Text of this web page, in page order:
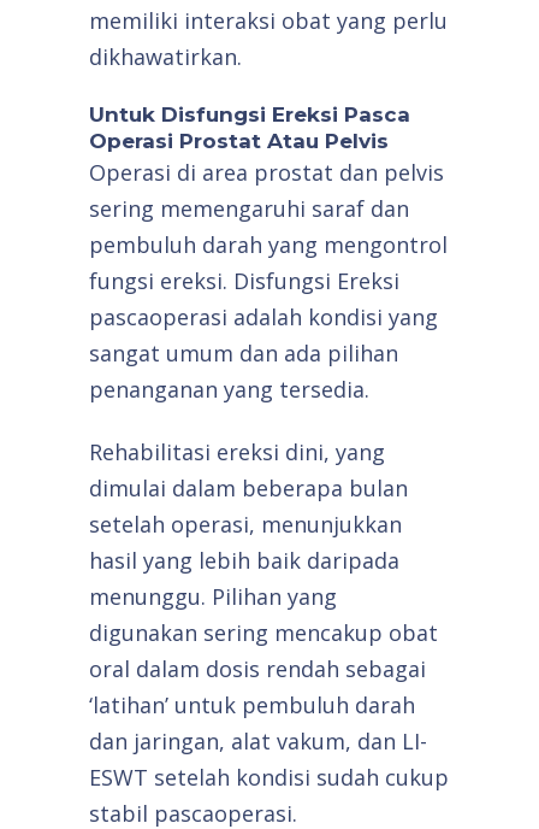
memiliki interaksi obat yang perlu
dikhawatirkan.
Untuk Disfungsi Ereksi Pasca
Operasi Prostat Atau Pelvis
Operasi di area prostat dan pelvis
sering memengaruhi saraf dan
pembuluh darah yang mengontrol
fungsi ereksi. Disfungsi Ereksi
pascaoperasi adalah kondisi yang
sangat umum dan ada pilihan
penanganan yang tersedia.
Rehabilitasi ereksi dini, yang
dimulai dalam beberapa bulan
setelah operasi, menunjukkan
hasil yang lebih baik daripada
menunggu. Pilihan yang
digunakan sering mencakup obat
oral dalam dosis rendah sebagai
‘latihan’ untuk pembuluh darah
dan jaringan, alat vakum, dan LI-
ESWT setelah kondisi sudah cukup
stabil pascaoperasi.